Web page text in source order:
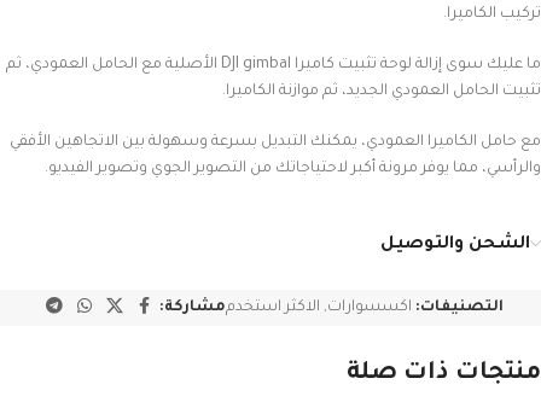
تركيب الكاميرا.
ما عليك سوى إزالة لوحة تثبيت كاميرا DJI gimbal الأصلية مع الحامل العمودي، ثم
تثبيت الحامل العمودي الجديد، ثم موازنة الكاميرا.
مع حامل الكاميرا العمودي، يمكنك التبديل بسرعة وسهولة بين الاتجاهين الأفقي
والرأسي، مما يوفر مرونة أكبر لاحتياجاتك من التصوير الجوي وتصوير الفيديو.
الشحن والتوصيل
التصنيفات: اكسسوارات, الاكثر استخدممشاركة:
منتجات ذات صلة